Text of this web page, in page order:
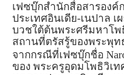
เฟซบุ๊กสำนักสื่อสารองค์
ประเทศอินเดีย-เนปาล เ
บวชใต้ต้นพระศรีมหาโพ
สถานที่ตรัสรู้ของพระพุท
จากกรณีที่เฟซบุ๊กชื่อ
ของ พระครูอุดมโพธิวิเ